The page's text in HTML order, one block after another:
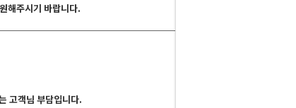
해주시기 바랍니다.
고객님 부담입니다.